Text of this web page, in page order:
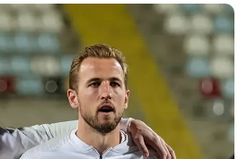
Mazowiecki